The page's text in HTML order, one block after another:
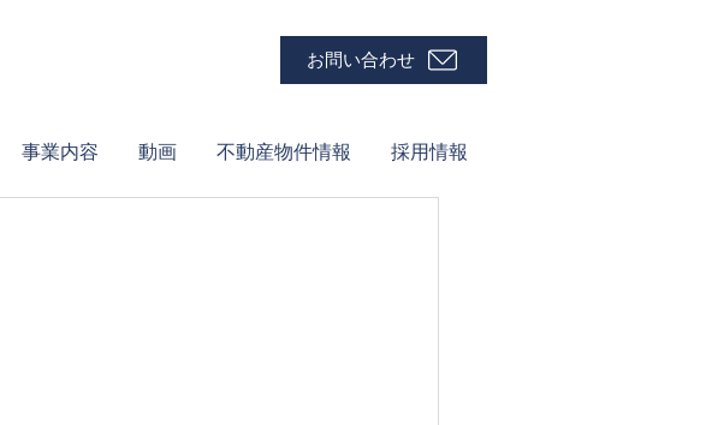
お問い合わせ
事業内容 動画 不動産物件情報 採用情報